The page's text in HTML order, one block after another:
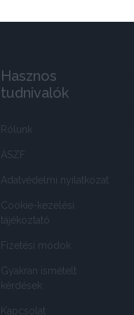
Hasznos
tudnivalók
Rólunk
ÁSZF
Adatvédelmi nyilatkozat
Cookie-kezelési
tájékoztató
Fizetési módok
Gyakran ismételt
kérdések
Kapcsolat